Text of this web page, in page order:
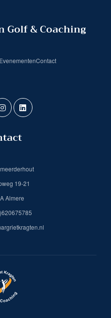
& Coaching
Contact
19-21
Almere